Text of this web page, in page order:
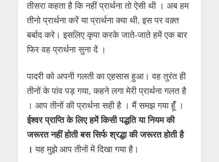
तीसरा कहता है कि नहीं प्रार्थना तो ऐसी थी । अब हम
तीनो प्रार्थना करें या प्रार्थना क्या थी, इस पर वक़्त
बर्बाद करे। इसलिए कृपा करके जाते-जाते हमें एक बार
फिर वह प्रार्थना सुना दें ।
पादरी को अपनी गलती का एहसास हुआ। वह तुरंत ही
तीनों के पांव पड़ गया, कहने लगा मेरी प्रार्थना गलत है
। आप तीनों की प्रार्थना सही है । मैं समझ गया हूंँ ।
ईश्वर प्राप्ति के लिए हमें किसी पद्धति या नियम की
जरूरत नहीं होती बस सिर्फ श्रद्धा की जरूरत होती है
। यह मुझे आप तीनों में दिखा गया है।